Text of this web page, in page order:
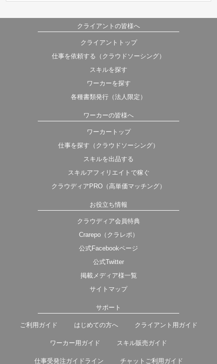
クライアントの皆様へ
クライアントトップ
仕事を依頼する（クラウドソーシング）
スキルを探す
ワーカーを探す
各種書類発行（法人限定）
ワーカーの皆様へ
ワーカートップ
仕事を探す（クラウドソーシング）
スキルを出品する
スキルアフィリエイトで稼ぐ
クラウディアPRO（高単価マッチング）
お役立ち情報
クラウディア会員特典
Crarepo（クラレポ）
公式Facebookページ
公式Twitter
掲載メディア様一覧
サイトマップ
サポート
ご利用ガイド はじめての方へ クライアント用ガイド
ワーカー用ガイド スキル販売ガイド
仕事受発注ガイドライン チャットご利用ガイド